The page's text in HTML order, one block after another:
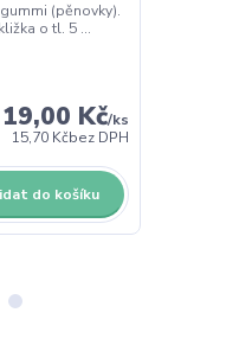
(pěnovky).
o tl. 5 ...
19,00 Kč/ks
15,70 Kčbez DPH
do košíku